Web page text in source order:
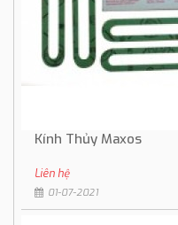
Kính Thủy Maxos
Liên hệ
01-07-2021